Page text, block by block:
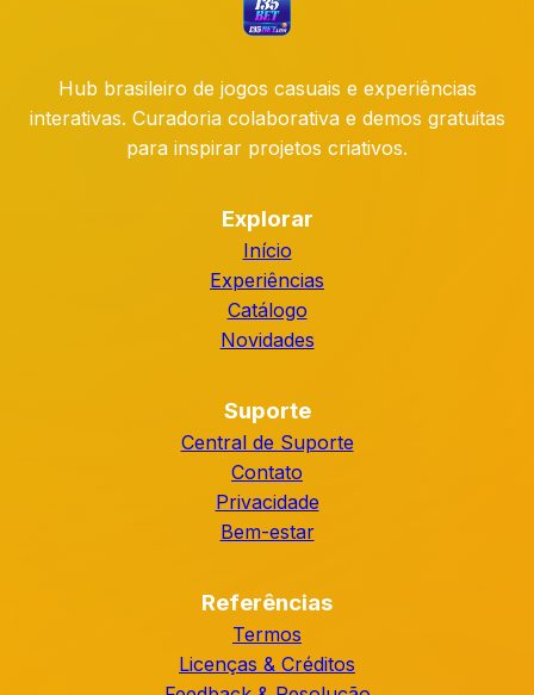
Hub brasileiro de jogos casuais e experiências
interativas. Curadoria colaborativa e demos gratuitas
para inspirar projetos criativos.
Explorar
Início
Experiências
Catálogo
Novidades
Suporte
Central de Suporte
Contato
Privacidade
Bem-estar
Referências
Termos
Licenças & Créditos